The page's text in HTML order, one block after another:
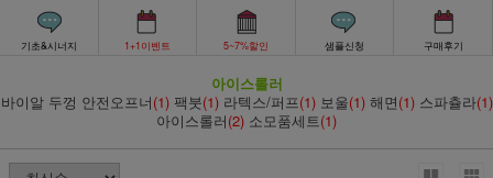
기초&시너지 1+1이벤트 5~7%할인 샘플신청 구매후기
아이스롤러
바이알 두껑 안전오프너(1) 팩붓(1) 라텍스/퍼프(1) 보울(1) 해면(1) 스파츌라(1)
아이스롤러(2) 소모품세트(1)